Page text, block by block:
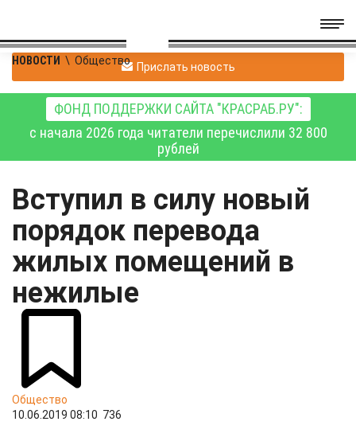
НОВОСТИ \ Общество Прислать новость
ФОНД ПОДДЕРЖКИ САЙТА "КРАСРАБ.РУ":
с начала 2026 года читатели перечислили 32 800
рублей
Вступил в силу новый
порядок перевода
жилых помещений в
нежилые
Общество
10.06.2019 08:10 736